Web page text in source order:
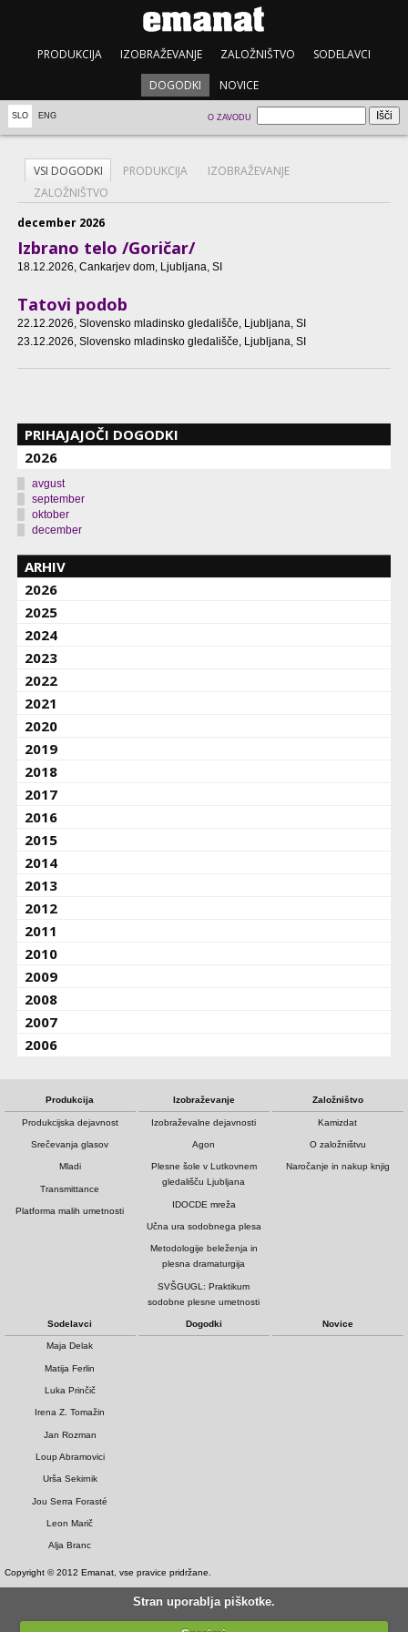
PRODUKCIJA IZOBRAŽEVANJE ZALOŽNIŠTVO SODELAVCI
DOGODKI NOVICE
SLO ENG O ZAVODU
VSI DOGODKI PRODUKCIJA
IZOBRAŽEVANJE
ZALOŽNIŠTVO
december 2026
Izbrano telo /Goričar/
18.12.2026 , Cankarjev dom, Ljubljana, SI
Tatovi podob
22.12.2026 , Slovensko mladinsko gledališče, Ljubljana, SI
23.12.2026 , Slovensko mladinsko gledališče, Ljubljana, SI
PRIHAJAJOČI DOGODKI
2026
avgust
september
oktober
december
ARHIV
2026
2025
2024
2023
2022
2021
2020
2019
2018
2017
2016
2015
2014
2013
2012
2011
2010
2009
2008
2007
2006
Produkcija
Produkcijska dejavnost
Srečevanja glasov
Mladi
Transmittance
Platforma malih umetnosti
Izobraževanje
Izobraževalne dejavnosti
Agon
Plesne šole v Lutkovnem
gledališču Ljubljana
IDOCDE mreža
Učna ura sodobnega plesa
Metodologije beleženja in
plesna dramaturgija
SVŠGUGL: Praktikum
sodobne plesne umetnosti
Založništvo
Kamizdat
O založništvu
Naročanje in nakup knjig
Sodelavci
Maja Delak
Matija Ferlin
Luka Prinčič
Irena Z. Tomažin
Jan Rozman
Loup Abramovici
Urša Sekirnik
Jou Serra Forasté
Leon Marič
Alja Branc
Dogodki Novice
Copyright © 2012 Emanat, vse pravice pridržane.
Stran uporablja piškotke.